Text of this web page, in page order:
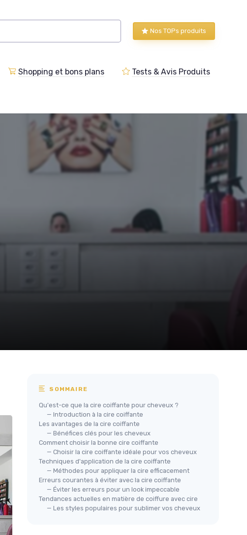
Nos TOPs produits
Shopping et bons plans Tests & Avis Produits
SOMMAIRE
Qu'est-ce que la cire coiffante pour cheveux ?
— Introduction à la cire coiffante
Les avantages de la cire coiffante
— Bénéfices clés pour les cheveux
Comment choisir la bonne cire coiffante
— Choisir la cire coiffante idéale pour vos cheveux
Techniques d'application de la cire coiffante
— Méthodes pour appliquer la cire efficacement
Erreurs courantes à éviter avec la cire coiffante
— Éviter les erreurs pour un look impeccable
Tendances actuelles en matière de coiffure avec cire
— Les styles populaires pour sublimer vos cheveux